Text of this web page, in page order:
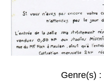
Genre(s) :